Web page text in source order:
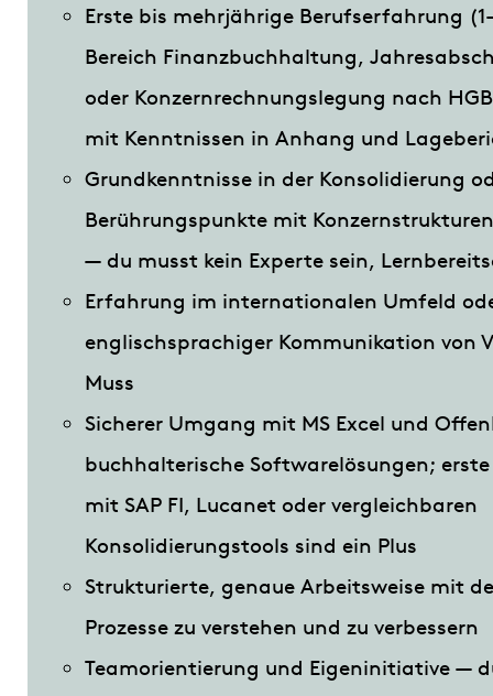
Erste bis mehrjährige Berufserfahrung
Bereich Finanzbuchhaltung,
oder Konzernrechnungslegung nach
mit Kenntnissen in Anhang und
Grundkenntnisse in der Konsolidierung
Berührungspunkte mit
— du musst kein Experte sein,
Erfahrung im internationalen Umfeld
englischsprachiger Kommunikation von
Muss
Sicherer Umgang mit MS Excel und
buchhalterische Softwarelösungen;
mit SAP FI, Lucanet oder vergleichbaren
Konsolidierungstools sind ein Plus
Strukturierte, genaue Arbeitsweise mit
Prozesse zu verstehen und zu verbessern
Teamorientierung und Eigeninitiative —